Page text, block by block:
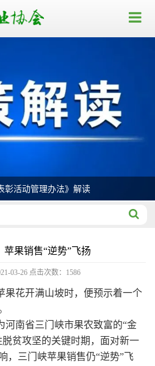
彰活动管理办法》解读
苹果销售“逆势”飞扬
03-26 点击次数： 1586
花开满山坡时，便预示着一个
南省三门峡市果农致富的“金
贫攻坚的关键时期，面对新一
，三门峡苹果销售仍“逆势”飞